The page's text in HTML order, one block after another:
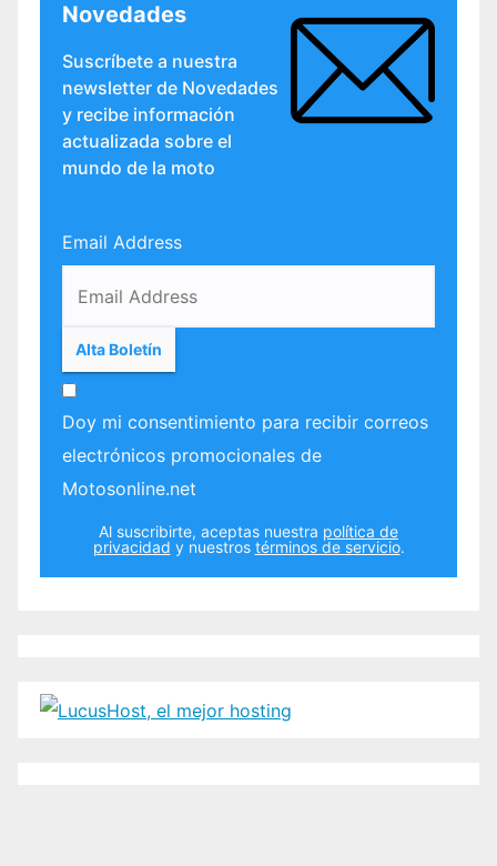
Novedades
Suscríbete a nuestra
newsletter de Novedades
y recibe información
actualizada sobre el
mundo de la moto
Email Address
Doy mi consentimiento para recibir correos
electrónicos promocionales de
Motosonline.net
Al suscribirte, aceptas nuestra política de
privacidad y nuestros términos de servicio.